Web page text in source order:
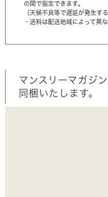
の間で指定できます。
（天候不良等で遅延が発生す
・送料は配送地域によって異な
マンスリーマガジ
同梱いたします。